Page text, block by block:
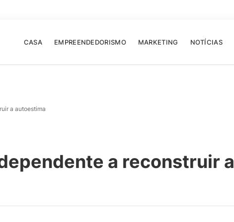
CASA EMPREENDEDORISMO MARKETING NOTÍCIAS
a autoestima
a reconstruir a